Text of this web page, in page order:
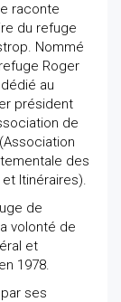
raconte
du refuge
Nommé
Roger
au
président
de
(Association
des
et Itinéraires).
de
volonté de
et
1978.
ses